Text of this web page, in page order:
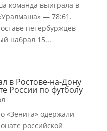
команда выиграла в
— 78:61.
петербуржцев
набрал 15...
в Ростове-на-Дону
России по футболу
«Зенита» одержали
российской